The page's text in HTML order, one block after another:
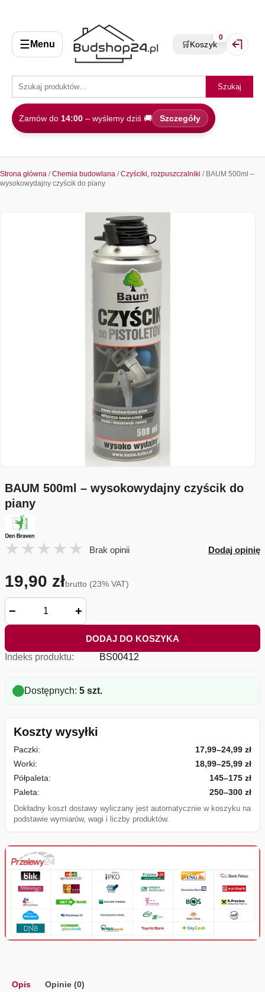
☰ Menu
Szukaj
Zamów do 14:00 – wyślemy dziś 🚚 Szczegóły
🛒Koszyk
0
Strona główna /Chemia budowlana /Czyściki, rozpuszczalniki / BAUM 500ml –
wysokowydajny czyścik do piany
BAUM 500ml – wysokowydajny czyścik do
piany
Brak opinii Dodaj opinię
19,90 złbrutto (23% VAT)
− +
DODAJ DO KOSZYKA
Indeks produktu:
BS00412
Dostępnych: 5 szt.
Koszty wysyłki
Paczki:
17,99–24,99 zł
Worki:
18,99–25,99 zł
Półpaleta:
145–175 zł
Paleta:
250–300 zł
Dokładny koszt dostawy wyliczany jest automatycznie w koszyku na
podstawie wymiarów, wagi i liczby produktów.
Opis Opinie (0)